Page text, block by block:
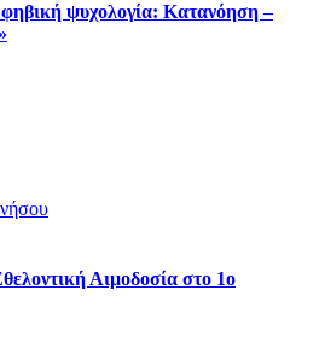
ψυχολογία: Κατανόηση –
Αιμοδοσία στο 1ο